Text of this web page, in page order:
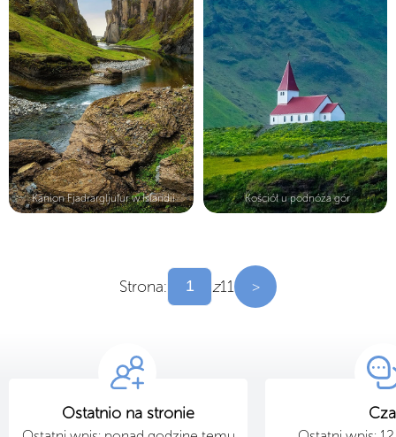
Kanion Fjadrargljufur w Islandii Kościół u podnóża gór
Strona: z11 >
Ostatnio na stronie